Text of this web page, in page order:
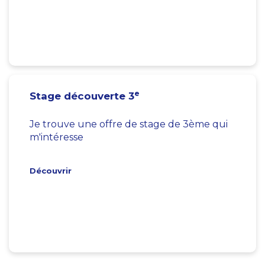
Stage découverte 3e
Je trouve une offre de stage de 3ème qui
m'intéresse
Découvrir